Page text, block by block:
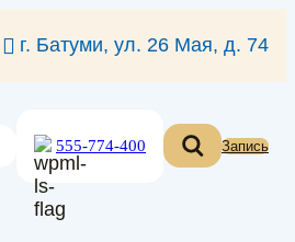
г. Батуми, ул. 26 Мая, д. 74
555-774-400 Запись